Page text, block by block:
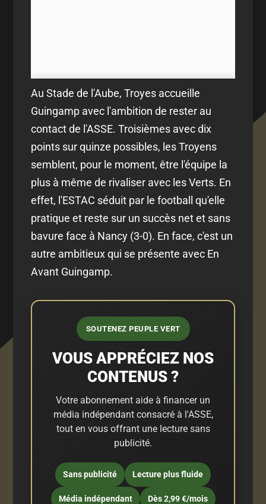
Au Stade de l'Aube, Troyes accueille
Guingamp avec l'ambition de rester au
contact de l'ASSE. Troisièmes avec dix
points sur quinze possibles, les Troyens
semblent, pour le moment, être l'équipe la
plus à même de rivaliser avec les Verts. En
effet, l'ESTAC séduit par le football qu'elle
pratique et reste sur un succès net et sans
bavure face à Nancy (3-0). En face, c'est un
autre ambitieux qui se présente avec En
Avant Guingamp.
SOUTENEZ PEUPLE VERT
VOUS APPRÉCIEZ NOS
CONTENUS ?
Votre abonnement aide à financer un
média indépendant consacré à l'ASSE,
tout en vous offrant une lecture sans
publicité.
Sans publicité Lecture plus fluide
Média indépendant Dès 2,99 €/mois